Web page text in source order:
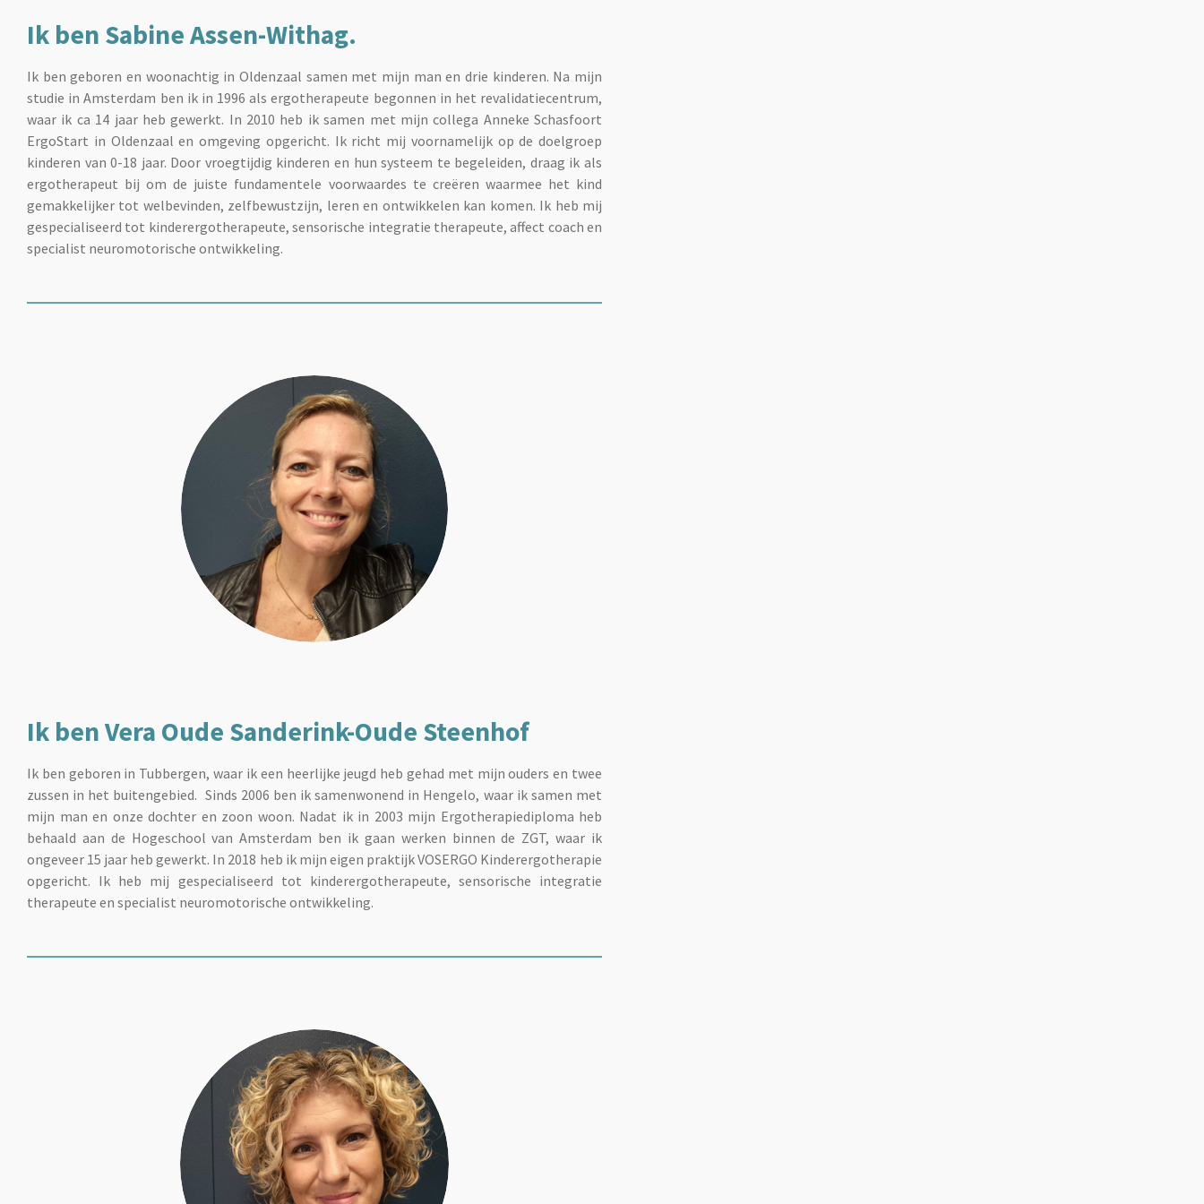
Ik ben Sabine Assen-Withag.
Ik ben geboren en woonachtig in Oldenzaal samen met mijn man en drie kinderen. Na mijn
studie in Amsterdam ben ik in 1996 als ergotherapeute begonnen in het revalidatiecentrum,
waar ik ca 14 jaar heb gewerkt. In 2010 heb ik samen met mijn collega Anneke Schasfoort
ErgoStart in Oldenzaal en omgeving opgericht. Ik richt mij voornamelijk op de doelgroep
kinderen van 0-18 jaar. Door vroegtijdig kinderen en hun systeem te begeleiden, draag ik als
ergotherapeut bij om de juiste fundamentele voorwaardes te creëren waarmee het kind
gemakkelijker tot welbevinden, zelfbewustzijn, leren en ontwikkelen kan komen. Ik heb mij
gespecialiseerd tot kinderergotherapeute, sensorische integratie therapeute, affect coach en
specialist neuromotorische ontwikkeling.
Ik ben Vera Oude Sanderink-Oude Steenhof
Ik ben geboren in Tubbergen, waar ik een heerlijke jeugd heb gehad met mijn ouders en twee
zussen in het buitengebied. Sinds 2006 ben ik samenwonend in Hengelo, waar ik samen met
mijn man en onze dochter en zoon woon. Nadat ik in 2003 mijn Ergotherapiediploma heb
behaald aan de Hogeschool van Amsterdam ben ik gaan werken binnen de ZGT, waar ik
ongeveer 15 jaar heb gewerkt. In 2018 heb ik mijn eigen praktijk VOSERGO Kinderergotherapie
opgericht. Ik heb mij gespecialiseerd tot kinderergotherapeute, sensorische integratie
therapeute en specialist neuromotorische ontwikkeling.